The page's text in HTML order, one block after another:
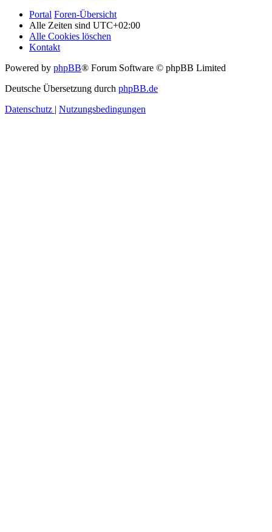
Portal Foren-Übersicht
Alle Zeiten sind UTC+02:00
Alle Cookies löschen
Kontakt
Powered by phpBB® Forum Software © phpBB Limited
Deutsche Übersetzung durch phpBB.de
Datenschutz | Nutzungsbedingungen